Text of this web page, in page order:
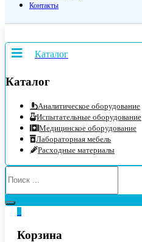
Контакты
Каталог
Каталог
Аналитическое оборудование
Испытательные оборудование
Медицинское оборудование
Лабораторная мебель
Расходные материалы
Корзина